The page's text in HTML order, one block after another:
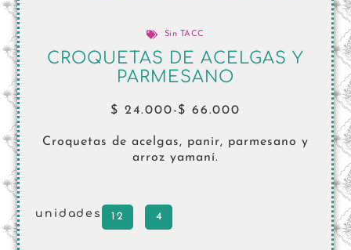
Sin TACC
CROQUETAS DE ACELGAS Y
PARMESANO
$ 24.000-$ 66.000
Croquetas de acelgas, panir, parmesano y
arroz yamaní.
unidades 12 4